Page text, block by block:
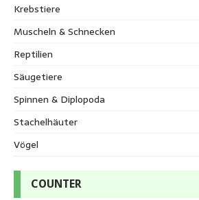
Krebstiere
Muscheln & Schnecken
Reptilien
Säugetiere
Spinnen & Diplopoda
Stachelhäuter
Vögel
COUNTER